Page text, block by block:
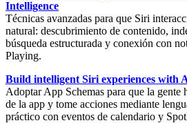
Intelligence
Técnicas avanzadas para que Siri
natural: descubrimiento de contenido,
búsqueda estructurada y conexión con
Playing.
Build intelligent Siri experiences with
AdoptarApp Schemas para que la gente
de la app y tome acciones mediante
práctico con eventos de calendario y